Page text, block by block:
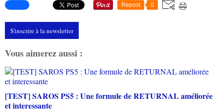
Repost 0
S'inscrire à la newsletter
Vous aimerez aussi :
[TEST] SAROS PS5 : Une formule de RETURNAL améliorée
et interessante